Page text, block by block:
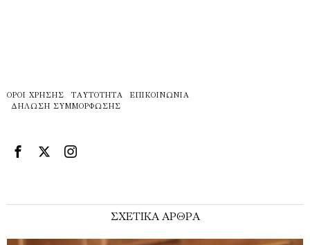
ΌΡΟΙ ΧΡΉΣΗΣ ΤΑΥΤΌΤΗΤΑ
ΕΠΙΚΟΙΝΩΝΊΑ
ΔΉΛΩΣΗ ΣΥΜΜΌΡΦΩΣΗΣ
ΣΧΕΤΙΚΑ ΑΡΘΡΑ